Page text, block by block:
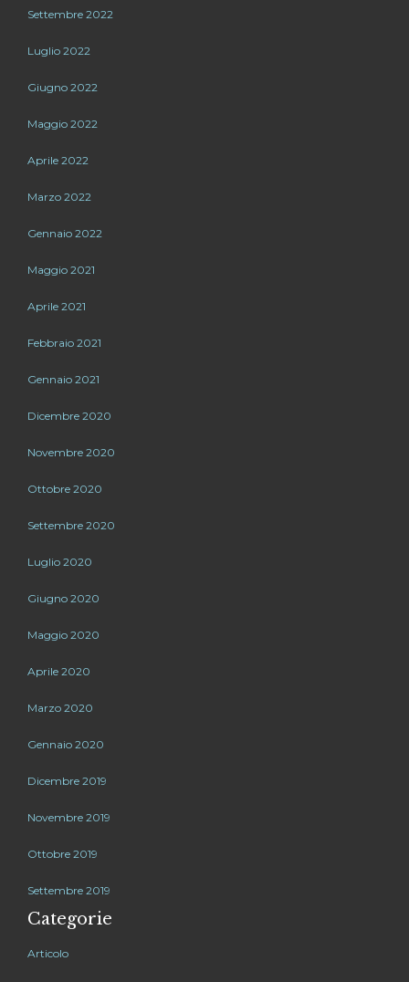
Settembre 2022
Luglio 2022
Giugno 2022
Maggio 2022
Aprile 2022
Marzo 2022
Gennaio 2022
Maggio 2021
Aprile 2021
Febbraio 2021
Gennaio 2021
Dicembre 2020
Novembre 2020
Ottobre 2020
Settembre 2020
Luglio 2020
Giugno 2020
Maggio 2020
Aprile 2020
Marzo 2020
Gennaio 2020
Dicembre 2019
Novembre 2019
Ottobre 2019
Settembre 2019
Categorie
Articolo